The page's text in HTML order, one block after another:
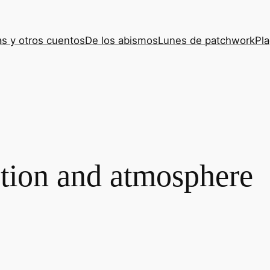
y otros cuentosDe los abismosLunes de patchwork
and atmosphere